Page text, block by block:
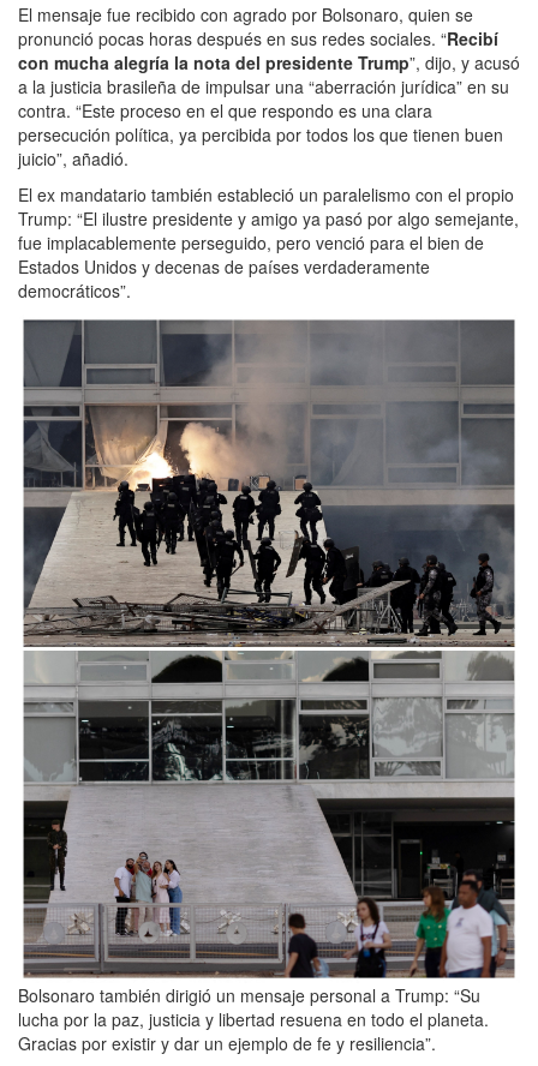
El mensaje fue recibido con agrado por Bolsonaro, quien se
pronunció pocas horas después en sus redes sociales. “Recibí
con mucha alegría la nota del presidente Trump”, dijo, y acusó
a la justicia brasileña de impulsar una “aberración jurídica” en su
contra. “Este proceso en el que respondo es una clara
persecución política, ya percibida por todos los que tienen buen
juicio”, añadió.
El ex mandatario también estableció un paralelismo con el propio
Trump: “El ilustre presidente y amigo ya pasó por algo semejante,
fue implacablemente perseguido, pero venció para el bien de
Estados Unidos y decenas de países verdaderamente
democráticos”.
Bolsonaro también dirigió un mensaje personal a Trump: “Su
lucha por la paz, justicia y libertad resuena en todo el planeta.
Gracias por existir y dar un ejemplo de fe y resiliencia”.